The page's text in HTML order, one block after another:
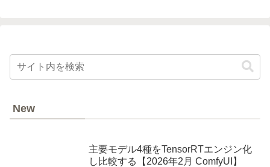
New
主要モデル4種をTensorRTエンジン化
し比較する【2026年2月 ComfyUI】